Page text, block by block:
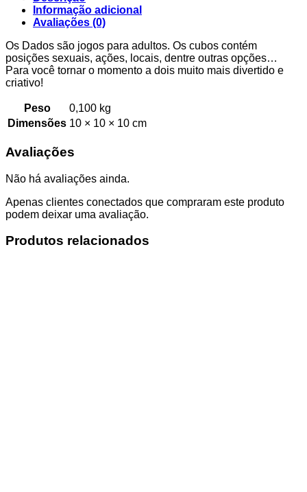
Informação adicional
Avaliações (0)
Os Dados são jogos para adultos. Os cubos contém
posições sexuais, ações, locais, dentre outras opções…
Para você tornar o momento a dois muito mais divertido e
criativo!
Peso
0,100 kg
Dimensões 10 × 10 × 10 cm
Avaliações
Não há avaliações ainda.
Apenas clientes conectados que compraram este produto
podem deixar uma avaliação.
Produtos relacionados